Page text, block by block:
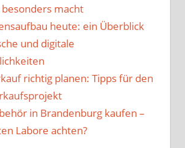
macht
heute: ein Überblick
und digitale
richtig planen: Tipps für den
in Brandenburg kaufen –
Labore achten?